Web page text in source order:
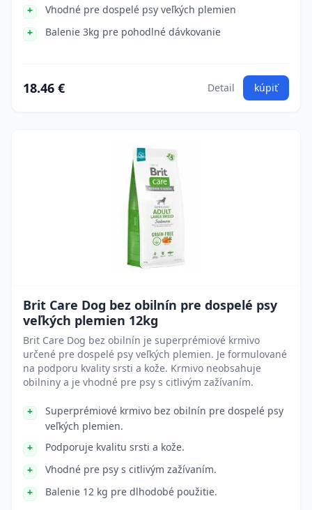
Vhodné pre dospelé psy veľkých plemien
Balenie 3kg pre pohodlné dávkovanie
18.46 € Detail kúpiť
Brit Care Dog bez obilnín pre dospelé psy
veľkých plemien 12kg
Brit Care Dog bez obilnín je superprémiové krmivo
určené pre dospelé psy veľkých plemien. Je formulované
na podporu kvality srsti a kože. Krmivo neobsahuje
obilniny a je vhodné pre psy s citlivým zažívaním.
Superprémiové krmivo bez obilnín pre dospelé psy
veľkých plemien.
Podporuje kvalitu srsti a kože.
Vhodné pre psy s citlivým zažívaním.
Balenie 12 kg pre dlhodobé použitie.